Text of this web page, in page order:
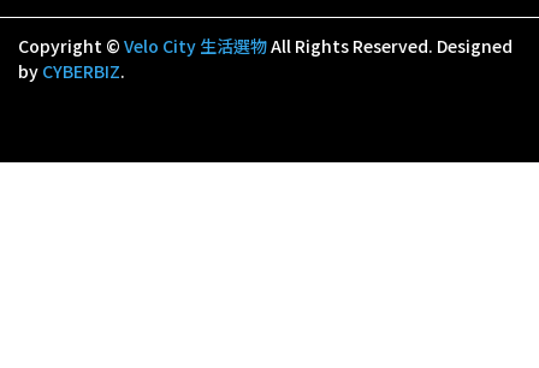
Copyright © Velo City 生活選物All Rights Reserved. Designed
by CYBERBIZ.